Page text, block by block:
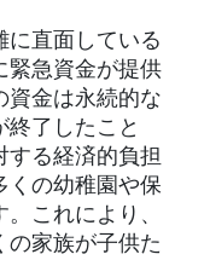
直面している
緊急資金が提供
資金は永続的な
了したこと
する経済的負担
くの幼稚園や保
これにより、
家族が子供た